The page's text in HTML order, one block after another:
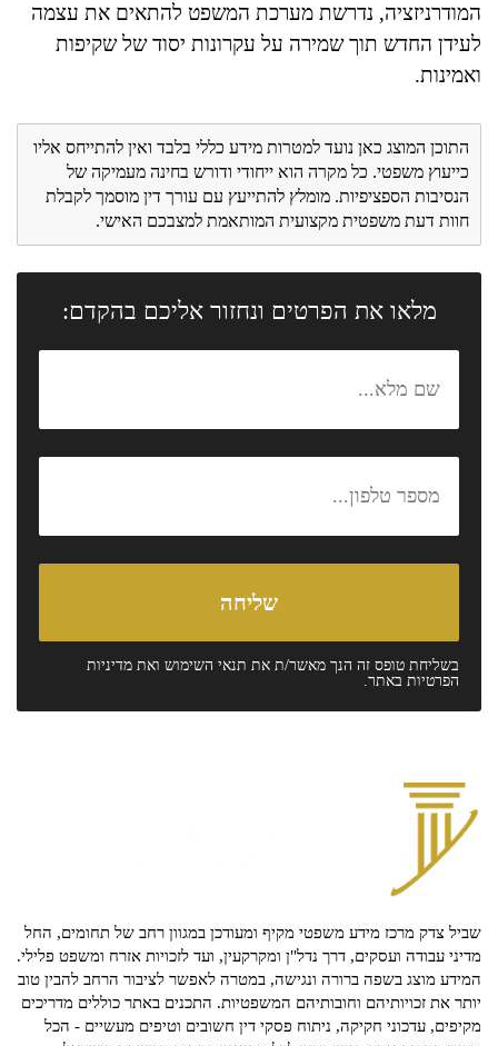
המודרניזציה, נדרשת מערכת המשפט להתאים את עצמה
לעידן החדש תוך שמירה על עקרונות יסוד של שקיפות
ואמינות.
התוכן המוצג כאן נועד למטרות מידע כללי בלבד ואין להתייחס אליו
כייעוץ משפטי. כל מקרה הוא ייחודי ודורש בחינה מעמיקה של
הנסיבות הספציפיות. מומלץ להתייעץ עם עורך דין מוסמך לקבלת
חוות דעת משפטית מקצועית המותאמת למצבכם האישי.
מלאו את הפרטים ונחזור אליכם בהקדם:
בשליחת טופס זה הנך מאשר/ת את תנאי השימוש ואת מדיניות
הפרטיות באתר.
שביל צדק מרכז מידע משפטי מקיף ומעודכן במגוון רחב של תחומים, החל
מדיני עבודה ועסקים, דרך נדל"ן ומקרקעין, ועד לזכויות אזרח ומשפט פלילי.
המידע מוצג בשפה ברורה ונגישה, במטרה לאפשר לציבור הרחב להבין טוב
יותר את זכויותיהם וחובותיהם המשפטיות. התכנים באתר כוללים מדריכים
מקיפים, עדכוני חקיקה, ניתוח פסקי דין חשובים וטיפים מעשיים - הכל